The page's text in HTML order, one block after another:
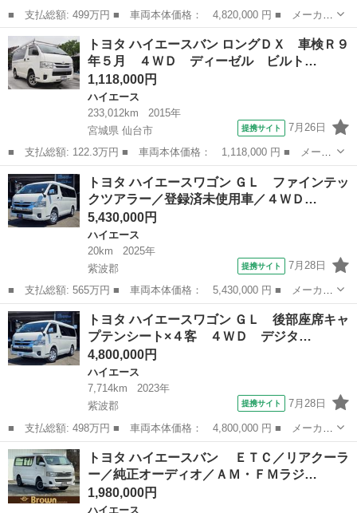
■ 支払総額: 499万円 ■ 車両本体価格： 4,820,000 円 ■ メーカー
名： トヨタ ■ 車種名： ハイエースワゴン ■ グレード名： Ｇ
Ｌ ９型 マイナー後 登録済み未使用車 １０人乗り 寒冷地仕
様 パノラミ...
岩手 紫波郡 ハイエース
トヨタ ハイエースバン ロングＤＸ 車検Ｒ９
年５月 ４ＷＤ ディーゼル ビルト…
1,118,000円
ハイエース
233,012km
2015年
宮城県 仙台市
提携サイト 7月26日
■ 支払総額: 122.3万円 ■ 車両本体価格： 1,118,000 円 ■ メーカ
ー名： トヨタ ■ 車種名： ハイエースバン ■ グレード名： ロ
ングＤＸ 車検Ｒ９年５月 ４ＷＤ ディーゼル ビルトインＥＴ
Ｃ ナビ ...
宮城 仙台市 ハイエース
トヨタ ハイエースワゴン ＧＬ ファインテッ
クツアラー／登録済未使用車／４ＷＤ…
5,430,000円
ハイエース
20km
2025年
紫波郡
提携サイト 7月28日
■ 支払総額: 565万円 ■ 車両本体価格： 5,430,000 円 ■ メーカー
名： トヨタ ■ 車種名： ハイエースワゴン ■ グレード名： Ｇ
Ｌ ファインテックツアラー／登録済未使用車／４ＷＤ／デジタルイ
ンナーミラ...
岩手 紫波郡 ハイエース
トヨタ ハイエースワゴン ＧＬ 後部座席キャ
プテンシート×４客 ４ＷＤ デジタ…
4,800,000円
ハイエース
7,714km
2023年
紫波郡
提携サイト 7月28日
■ 支払総額: 498万円 ■ 車両本体価格： 4,800,000 円 ■ メーカー
名： トヨタ ■ 車種名： ハイエースワゴン ■ グレード名： Ｇ
Ｌ 後部座席キャプテンシート×４客 ４ＷＤ デジタルインナーミラ
ー パノ...
岩手 紫波郡 ハイエース
トヨタ ハイエースバン ＥＴＣ／リアクーラ
ー／純正オーディオ／ＡＭ・ＦＭラジ…
1,980,000円
ハイエース